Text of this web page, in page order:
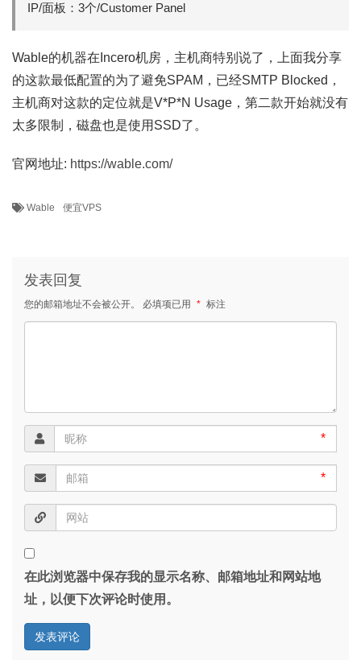
IP/面板：3个/Customer Panel
Wable的机器在Incero机房，主机商特别说了，上面我分享
的这款最低配置的为了避免SPAM，已经SMTP Blocked，
主机商对这款的定位就是V*P*N Usage，第二款开始就没有
太多限制，磁盘也是使用SSD了。
官网地址: https://wable.com/
Wable 便宜VPS
发表回复
您的邮箱地址不会被公开。 必填项已用 * 标注
*
*
在此浏览器中保存我的显示名称、邮箱地址和网站地
址，以便下次评论时使用。